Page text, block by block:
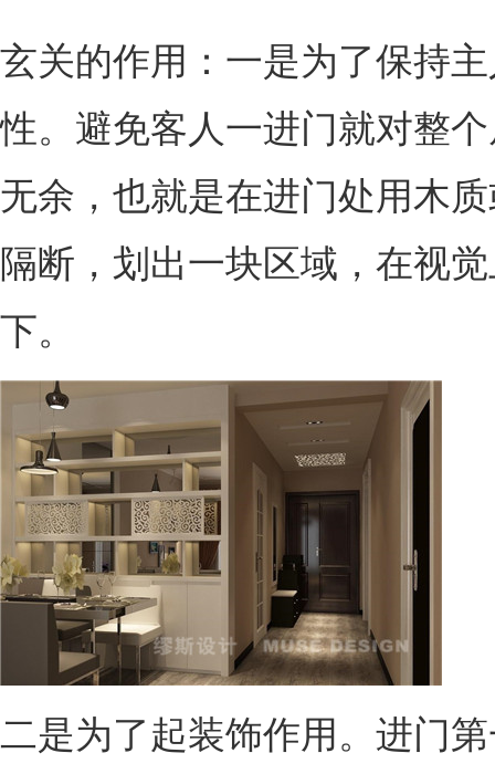
玄关的作用：一是为了保持
性。避免客人一进门就对整
无余，也就是在进门处用木
隔断，划出一块区域，在视
下。
二是为了起装饰作用。进门